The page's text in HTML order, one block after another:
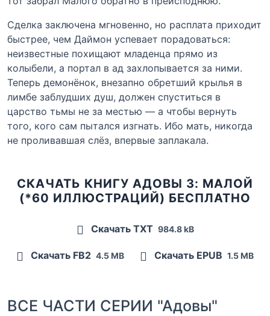
Сделка заключена мгновенно, но расплата приходит
быстрее, чем Даймон успевает порадоваться:
неизвестные похищают младенца прямо из
колыбели, а портал в ад захлопывается за ними.
Теперь демонёнок, внезапно обретший крылья в
лимбе заблудших душ, должен спуститься в
царство тьмы не за местью — а чтобы вернуть
того, кого сам пытался изгнать. Ибо мать, никогда
не проливавшая слёз, впервые заплакала.
СКАЧАТЬ КНИГУ АДОВЫ 3: МАЛОЙ
(*60 ИЛЛЮСТРАЦИЙ) БЕСПЛАТНО
Скачать TXT 984.8 kB
Скачать FB2 4.5 MB Скачать EPUB 1.5 MB
ВСЕ ЧАСТИ СЕРИИ "Адовы"